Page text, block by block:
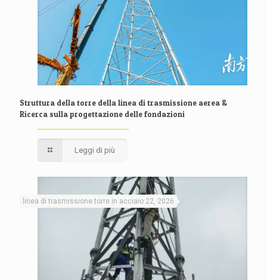
Struttura della torre della linea di trasmissione aerea &
Ricerca sulla progettazione delle fondazioni
Leggi di più
linea di trasmissione torre in acciaio 22, 2026